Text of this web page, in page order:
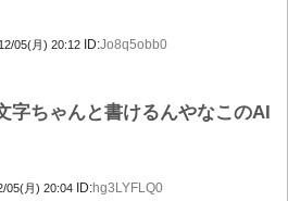
05(月) 20:12 ID:Jo8q5obb0
字ちゃんと書けるんやなこのAI
05(月) 20:04 ID:hg3LYFLQ0